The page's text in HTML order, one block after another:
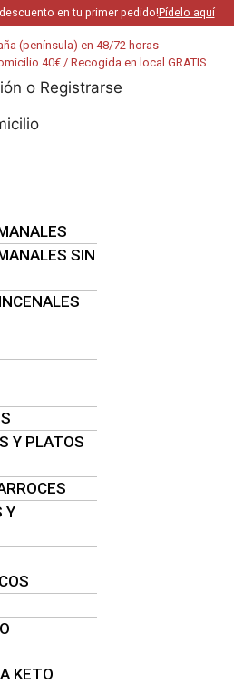
en tu primer pedido!Pídelo aquí
(península) en 48/72 horas
40€ / Recogida en local GRATIS
o Registrarse
SIN
Y PLATOS
Y
KETO